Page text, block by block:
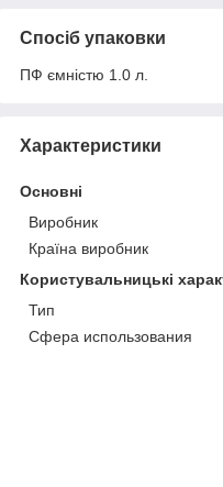
Спосіб упаковки
ПФ ємністю 1.0 л.
Характеристики
Основні
Виробник
Країна виробник
Користувальницькі
Тип
Сфера использования